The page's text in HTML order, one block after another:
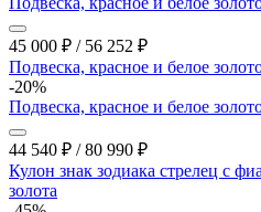
45 000 ₽ / 56 252 ₽
Подвеска, красное и белое
-20%
Подвеска, красное и белое
44 540 ₽ / 80 990 ₽
Кулон знак зодиака стрелец с
золота